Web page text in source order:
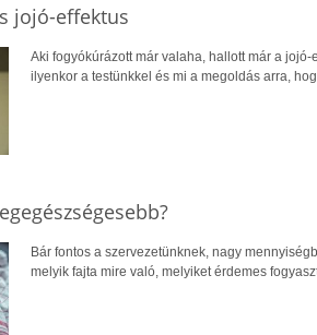
jojó-effektus
Aki fogyókúrázott már valaha, hallott már a
ilyenkor a testünkkel és mi a megoldás arra,
Bár fontos a szervezetünknek, nagy
melyik fajta mire való, melyiket érdemes